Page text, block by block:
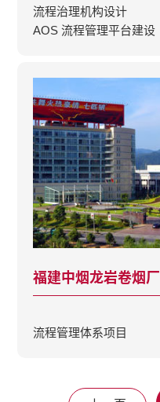
流程治理机构设计
AOS 流程管理平台建设
福建中烟龙岩卷烟厂
流程管理体系项目